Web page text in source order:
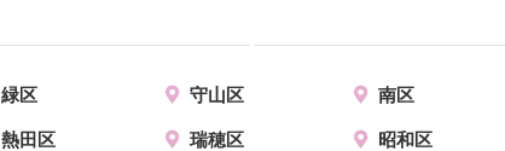
緑区 守山区 南区
熱田区 瑞穂区 昭和区